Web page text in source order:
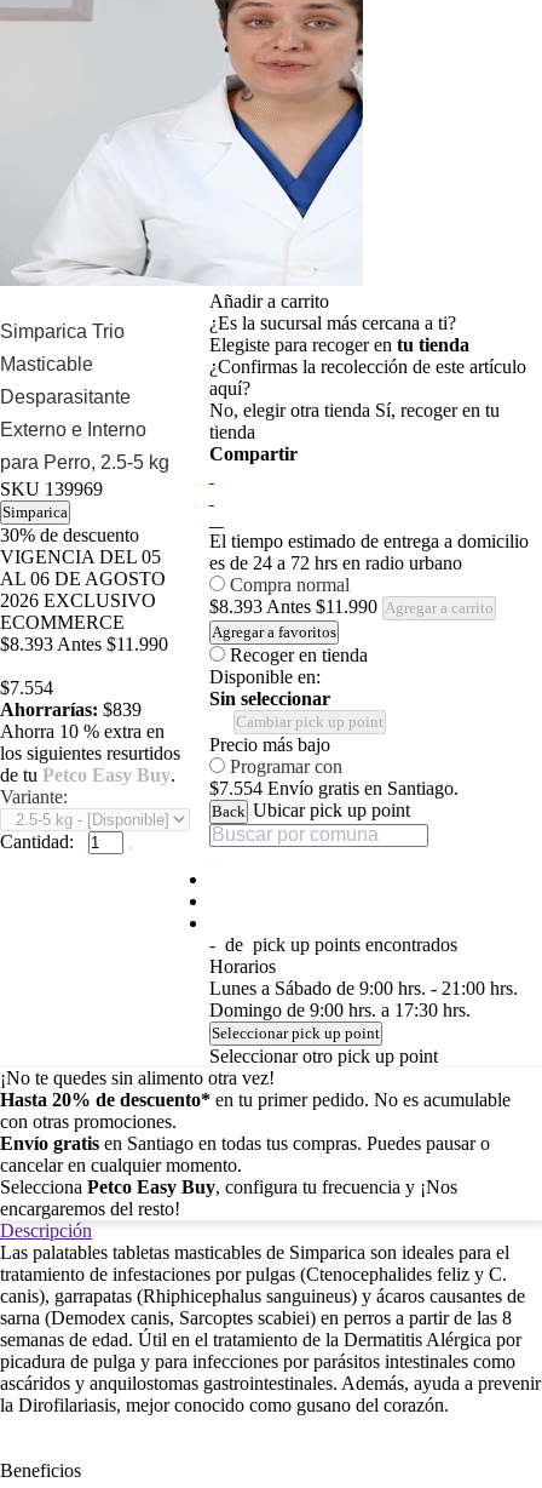
Simparica Trio
Masticable
Desparasitante
Externo e Interno
para Perro, 2.5-5 kg
SKU 139969
Simparica
30% de descuento
VIGENCIA DEL 05
AL 06 DE AGOSTO
2026 EXCLUSIVO
ECOMMERCE
$8.393 Antes $11.990
$7.554
Ahorrarías: $839
Ahorra 10 % extra en
los siguientes resurtidos
de tu Petco Easy Buy.
Variante:
Cantidad:
Añadir a carrito
¿Es la sucursal más cercana a ti?
Elegiste para recoger en tu tienda
¿Confirmas la recolección de este artículo
aquí?
No, elegir otra tienda Sí, recoger en tu
tienda
Compartir
El tiempo estimado de entrega a domicilio
es de 24 a 72 hrs en radio urbano
Compra normal
$8.393 Antes $11.990 Agregar a carrito
Agregar a favoritos
Recoger en tienda
Disponible en:
Sin seleccionar
Cambiar pick up point
Precio más bajo
Programar con
$7.554 Envío gratis en Santiago.
Back Ubicar pick up point
- de pick up points encontrados
Horarios
Lunes a Sábado de 9:00 hrs. - 21:00 hrs.
Domingo de 9:00 hrs. a 17:30 hrs.
Seleccionar pick up point
Seleccionar otro pick up point
¡No te quedes sin alimento otra vez!
Hasta 20% de descuento* en tu primer pedido. No es acumulable
con otras promociones.
Envío gratis en Santiago en todas tus compras. Puedes pausar o
cancelar en cualquier momento.
Selecciona Petco Easy Buy, configura tu frecuencia y ¡Nos
encargaremos del resto!
Descripción
Las palatables tabletas masticables de Simparica son ideales para el
tratamiento de infestaciones por pulgas (Ctenocephalides feliz y C.
canis), garrapatas (Rhiphicephalus sanguineus) y ácaros causantes de
sarna (Demodex canis, Sarcoptes scabiei) en perros a partir de las 8
semanas de edad. Útil en el tratamiento de la Dermatitis Alérgica por
picadura de pulga y para infecciones por parásitos intestinales como
ascáridos y anquilostomas gastrointestinales. Además, ayuda a prevenir
la Dirofilariasis, mejor conocido como gusano del corazón.
Beneficios